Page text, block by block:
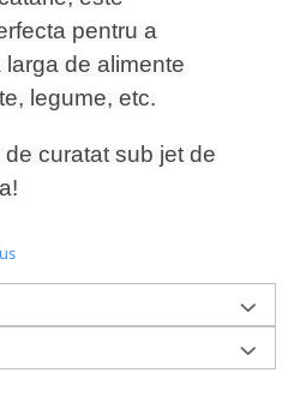
pentru a
de alimente
legume, etc.
curatat sub jet de